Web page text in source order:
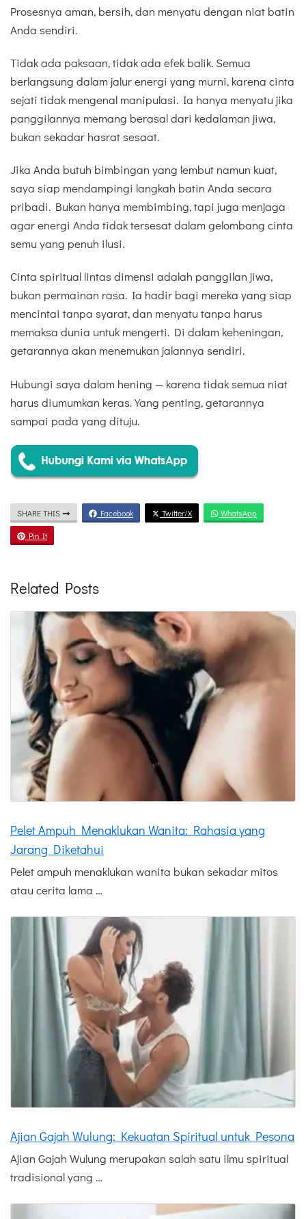
Prosesnya aman, bersih, dan menyatu dengan niat batin
Anda sendiri.
Tidak ada paksaan, tidak ada efek balik. Semua
berlangsung dalam jalur energi yang murni, karena cinta
sejati tidak mengenal manipulasi. Ia hanya menyatu jika
panggilannya memang berasal dari kedalaman jiwa,
bukan sekadar hasrat sesaat.
Jika Anda butuh bimbingan yang lembut namun kuat,
saya siap mendampingi langkah batin Anda secara
pribadi. Bukan hanya membimbing, tapi juga menjaga
agar energi Anda tidak tersesat dalam gelombang cinta
semu yang penuh ilusi.
Cinta spiritual lintas dimensi adalah panggilan jiwa,
bukan permainan rasa. Ia hadir bagi mereka yang siap
mencintai tanpa syarat, dan menyatu tanpa harus
memaksa dunia untuk mengerti. Di dalam keheningan,
getarannya akan menemukan jalannya sendiri.
Hubungi saya dalam hening — karena tidak semua niat
harus diumumkan keras. Yang penting, getarannya
sampai pada yang dituju.
SHARE THIS Facebook Twitter/X WhatsApp
Pin It
Related Posts
Pelet Ampuh Menaklukan Wanita: Rahasia yang
Jarang Diketahui
Pelet ampuh menaklukan wanita bukan sekadar mitos
atau cerita lama …
Ajian Gajah Wulung: Kekuatan Spiritual untuk Pesona
Ajian Gajah Wulung merupakan salah satu ilmu spiritual
tradisional yang …